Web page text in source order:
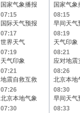
国家气象播报
07:15
国际天气预报
07:17
世界天气
07:19
天气印象
07:21
地震自救互救
07:26
北京本地气象
07:30
国家气象
08:15
早间天气
08:19
天气印象
08:21
应对地震
08:26
北京本地
08:30
早间天气
08:33